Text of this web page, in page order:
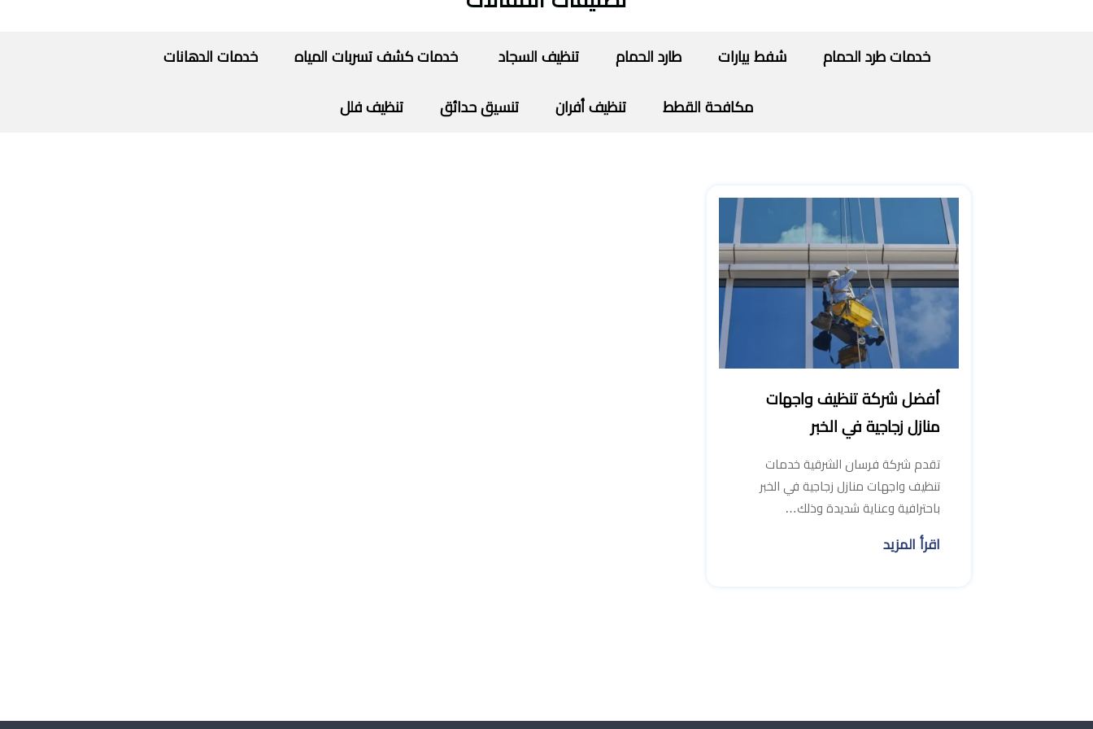
خدمات طرد الحمام شفط بيارات طارد الحمام تنظيف السجاد خدمات كشف تسربات المياه خدمات الدهانات
مكافحة القطط تنظيف أفران تنسيق حدائق تنظيف فلل
أفضل شركة تنظيف واجهات
منازل زجاجية في الخبر
تقدم شركة فرسان الشرقية خدمات
تنظيف واجهات منازل زجاجية في الخبر
باحترافية وعناية شديدة وذلك…
اقرأ المزيد